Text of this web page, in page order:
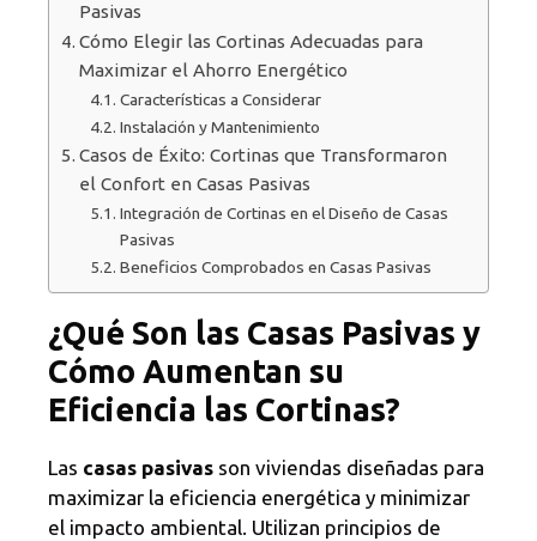
Pasivas
Cómo Elegir las Cortinas Adecuadas para
Maximizar el Ahorro Energético
Características a Considerar
Instalación y Mantenimiento
Casos de Éxito: Cortinas que Transformaron
el Confort en Casas Pasivas
Integración de Cortinas en el Diseño de Casas
Pasivas
Beneficios Comprobados en Casas Pasivas
¿Qué Son las Casas Pasivas y
Cómo Aumentan su
Eficiencia las Cortinas?
Las casas pasivas son viviendas diseñadas para
maximizar la eficiencia energética y minimizar
el impacto ambiental. Utilizan principios de